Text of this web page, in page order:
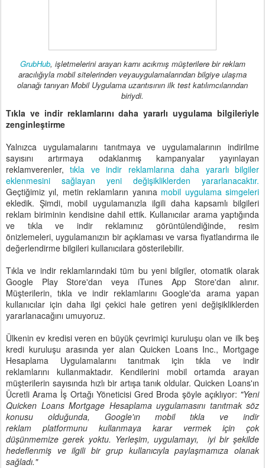
GrubHub, işletmelerini arayan karnı acıkmış müşterilere bir reklam
aracılığıyla mobil sitelerinden veyauygulamalarından bilgiye ulaşma
olanağı tanıyan Mobil Uygulama uzantısının ilk test katılımcılarından
biriydi.
Tıkla ve indir reklamlarını daha yararlı uygulama bilgileriyle
zenginleştirme
Yalnızca uygulamalarını tanıtmaya ve uygulamalarının indirilme
sayısını artırmaya odaklanmış kampanyalar yayınlayan
reklamverenler,tıkla ve indir reklamlarına daha yararlı bilgiler
eklenmesini
sağlayan yeni değişikliklerden yararlanacaktır.
Geçtiğimiz yıl, metin reklamların yanına mobil uygulama simgeleri
ekledik. Şimdi, mobil uygulamanızla ilgili daha kapsamlı bilgileri
reklam biriminin kendisine dahil ettik. Kullanıcılar arama yaptığında
ve tıkla ve indir reklamınız görüntülendiğinde, resim
önizlemeleri, uygulamanızın bir açıklaması ve varsa fiyatlandırma ile
değerlendirme bilgileri kullanıcılara gösterilebilir.
Tıkla ve indir reklamlarındaki tüm bu yeni bilgiler, otomatik olarak
Google Play Store'dan veya iTunes App Store'dan alınır.
Müşterilerin, tıkla ve indir reklamlarını Google'da arama yapan
kullanıcılar için daha ilgi çekici hale getiren yeni değişikliklerden
yararlanacağını umuyoruz.
Ülkenin ev kredisi veren en büyük çevrimiçi kuruluşu olan ve ilk beş
kredi kuruluşu arasında yer alan Quicken Loans Inc., Mortgage
Hesaplama Uygulamalarını tanıtmak için tıkla ve indir
reklamlarını kullanmaktadır. Kendilerini mobil ortamda arayan
müşterilerin sayısında hızlı bir artışa tanık oldular. Quicken Loans'ın
Ücretli Arama İş Ortağı Yöneticisi Gred Broda şöyle açıklıyor: "Yeni
Quicken Loans Mortgage Hesaplama uygulamasını tanıtmak söz
konusu olduğunda, Google'ın mobil tıkla ve indir
reklam platformunu kullanmaya karar vermek için çok
düşünmemize gerek yoktu. Yerleşim, uygulamayı, iyi bir şekilde
hedeflenmiş ve ilgili bir grup kullanıcıyla paylaşmamıza olanak
sağladı."